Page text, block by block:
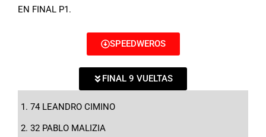
EN FINAL P1.
SPEEDWEROS
FINAL 9 VUELTAS
74 LEANDRO CIMINO
32 PABLO MALIZIA